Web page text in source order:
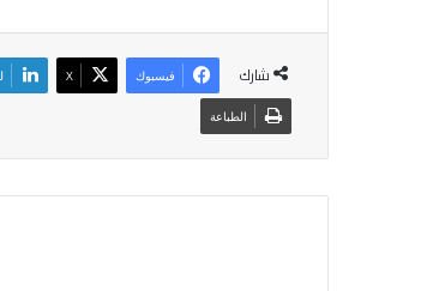
شارك فيسبوك ‫X
الطباعة